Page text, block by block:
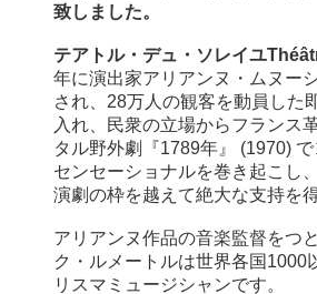
致しました。
テアトル・デュ・ソレイユ
年に演出家アリアンヌ・ムヌー
され、 28万人の観客を動員した
入れ、民衆の立場からフランス
タル野外劇
『1789年』 (1970)
センセーショナルを巻き起こし
演劇の枠を越えて絶大な支持を
アリアンヌ作品の音楽監督をつ
ク・ルメートルは世界各国1000
リスマミュージシャンです。